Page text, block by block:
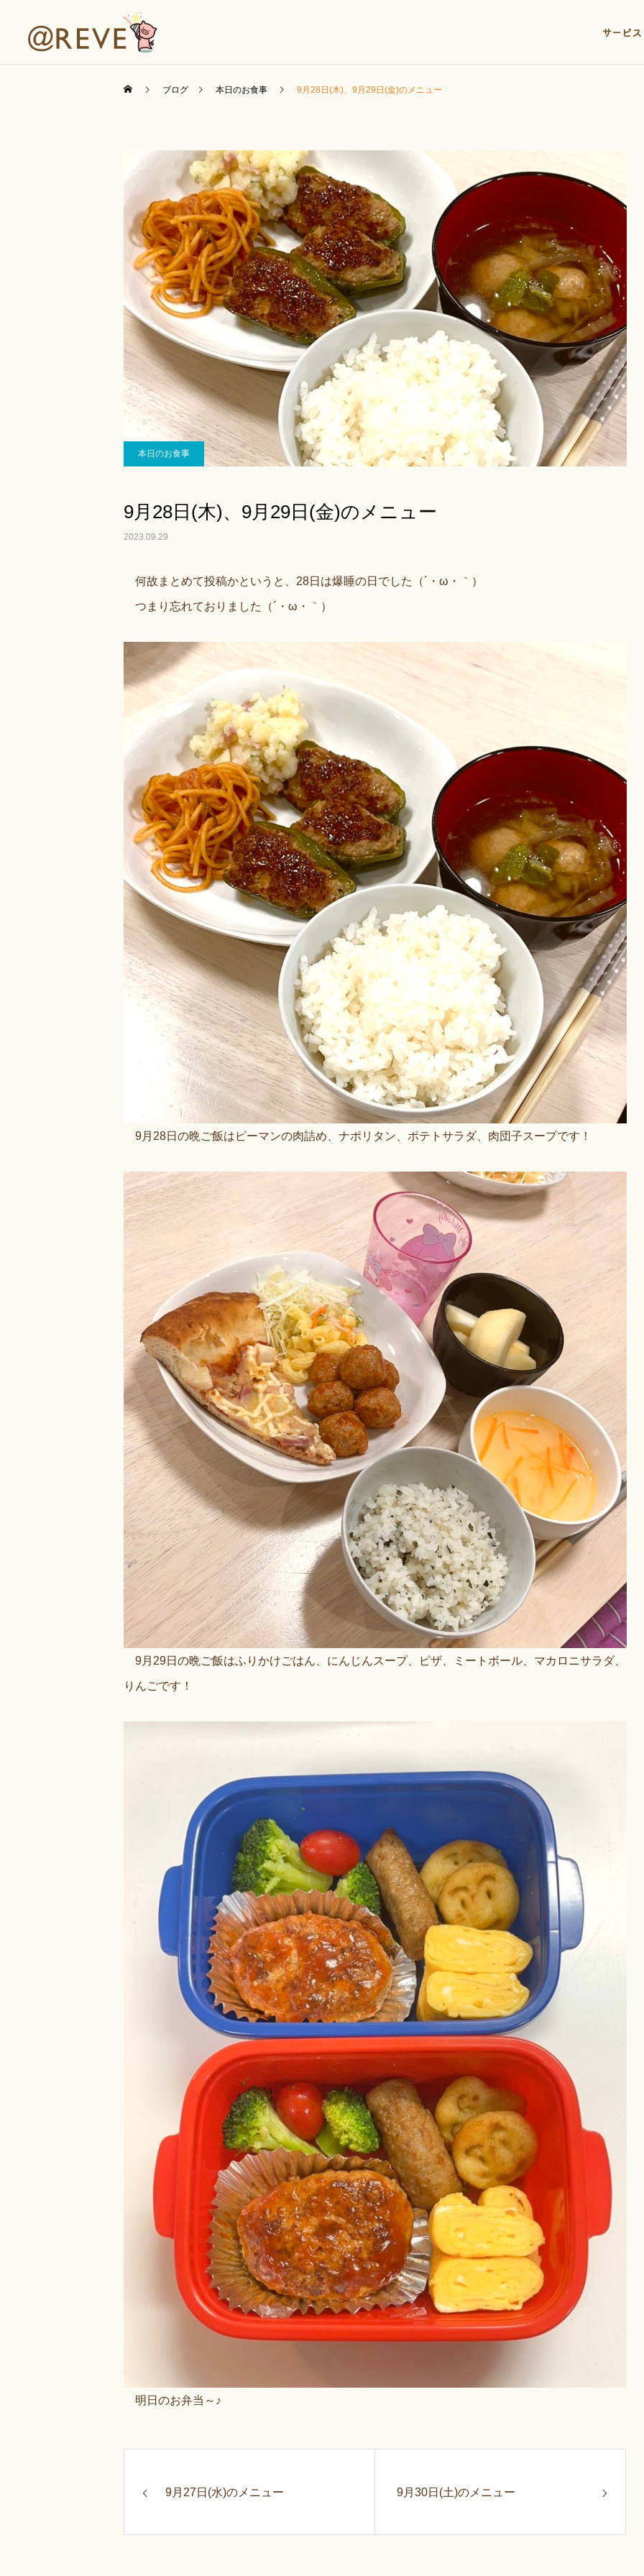
サービス
ブログ 本日のお食事 9月28日(木)、9月29日(金)のメニュー
本日のお食事
9月28日(木)、9月29日(金)のメニュー
2023.09.29
何故まとめて投稿かというと、28日は爆睡の日でした（´・ω・｀）
つまり忘れておりました（´・ω・｀）
9月28日の晩ご飯はピーマンの肉詰め、ナポリタン、ポテトサラダ、肉団子スープです！
9月29日の晩ご飯はふりかけごはん、にんじんスープ、ピザ、ミートボール、マカロニサラダ、
りんごです！
明日のお弁当～♪
9月27日(水)のメニュー 9月30日(土)のメニュー